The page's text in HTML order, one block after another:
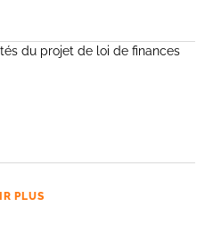
du projet de loi de finances
PLUS